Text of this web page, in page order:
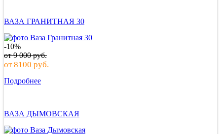
ВАЗА ГРАНИТНАЯ 30
-10%
от9 000руб.
от8100 руб.
Подробнее
ВАЗА ДЫМОВСКАЯ